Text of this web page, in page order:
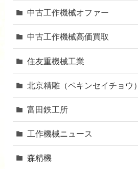
中古工作機械オファー
中古工作機械高価買取
住友重機械工業
北京精雕（ペキンセイチョウ）
富田鉄工所
工作機械ニュース
森精機